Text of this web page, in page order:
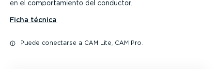
en el compor­ta­miento del conductor.
Ficha técnica
Puede conectarse a CAM Lite, CAM Pro.